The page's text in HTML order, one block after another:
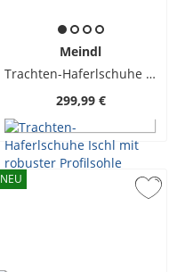
Meindl
Trachten-Haferlschuhe Ischl mit robuster Profilsohle
299,99 €
NEU